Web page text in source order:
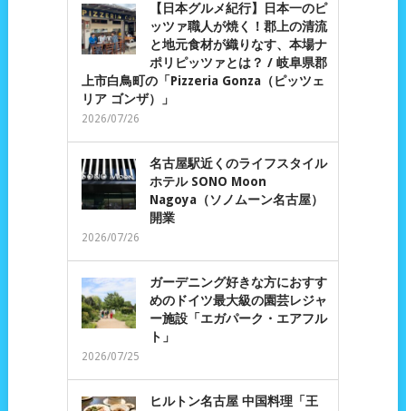
【日本グルメ紀行】日本一のピ
ッツァ職人が焼く！郡上の清流
と地元食材が織りなす、本場ナ
ポリピッツァとは？ / 岐阜県郡
上市白鳥町の「Pizzeria Gonza（ピッツェ
リア ゴンザ）」
2026/07/26
名古屋駅近くのライフスタイル
ホテル SONO Moon
Nagoya（ソノムーン名古屋）
開業
2026/07/26
ガーデニング好きな方におすす
めのドイツ最大級の園芸レジャ
ー施設「エガパーク・エアフル
ト」
2026/07/25
ヒルトン名古屋 中国料理「王